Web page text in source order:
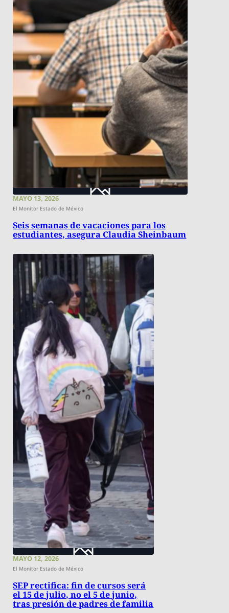
MAYO 13, 2026
El Monitor Estado de México
Seis semanas de vacaciones para los
estudiantes, asegura Claudia Sheinbaum
MAYO 12, 2026
El Monitor Estado de México
SEP rectifica: fin de cursos será
el 15 de julio, no el 5 de junio,
tras presión de padres de familia